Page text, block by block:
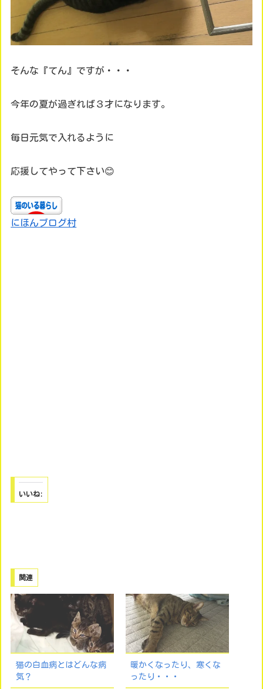
そんな『てん』ですが・・・
今年の夏が過ぎれば３才になります。
毎日元気で入れるように
応援してやって下さい😊
にほんブログ村
いいね:
関連
猫の白血病とはどんな病
気？
暖かくなったり、寒くな
ったり・・・